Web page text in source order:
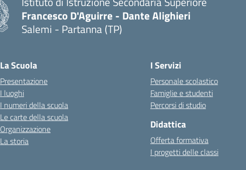
Francesco D'Aguirre - Dante Alighieri
Salemi - Partanna (TP)
La Scuola
Presentazione
I luoghi
I numeri della scuola
Le carte della scuola
Organizzazione
La storia
I Servizi
Personale scolastico
Famiglie e studenti
Percorsi di studio
Didattica
Offerta formativa
I progetti delle classi